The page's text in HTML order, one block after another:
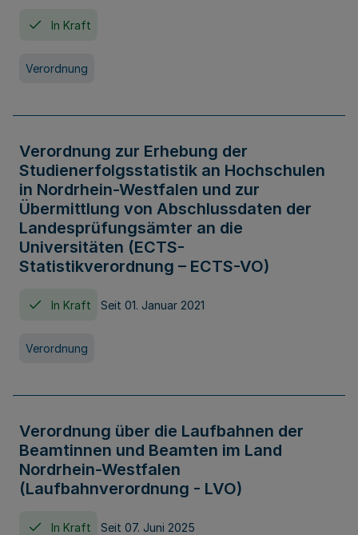
In Kraft
Verordnung
Verordnung zur Erhebung der
Studienerfolgsstatistik an Hochschulen
in Nordrhein-Westfalen und zur
Übermittlung von Abschlussdaten der
Landesprüfungsämter an die
Universitäten (ECTS-
Statistikverordnung – ECTS-VO)
In Kraft Seit 01. Januar 2021
Verordnung
Verordnung über die Laufbahnen der
Beamtinnen und Beamten im Land
Nordrhein-Westfalen
(Laufbahnverordnung - LVO)
In Kraft Seit 07. Juni 2025